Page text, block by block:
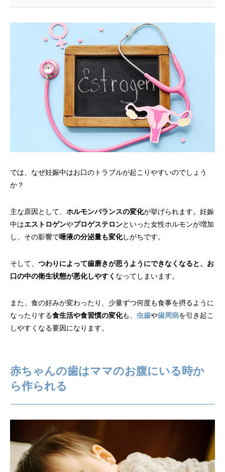
では、なぜ妊娠中はお口のトラブルが起こりやすいのでしょう
か？
主な原因として、 ホルモンバランスの変化が挙げられます。妊娠
中はエストロゲンやプロゲステロンといった女性ホルモンが増加
し、その影響で唾液の分泌量も変化しがちです。
そして、 つわりによって歯磨きが思うようにできなくなると、お
口の中の衛生状態が悪化しやすく なってしまいます。
また、食の好みが変わったり、少量ずつ何度も食事を摂るように
なったりする食生活や食習慣の変化も、 虫歯や歯周病を引き起こ
しやすくなる要因になります。
赤ちゃんの歯はママのお腹にいる時か
ら作られる